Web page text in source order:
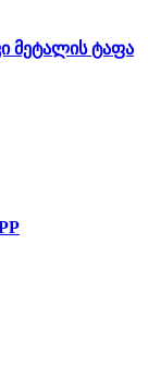
მეტალის ტაფა